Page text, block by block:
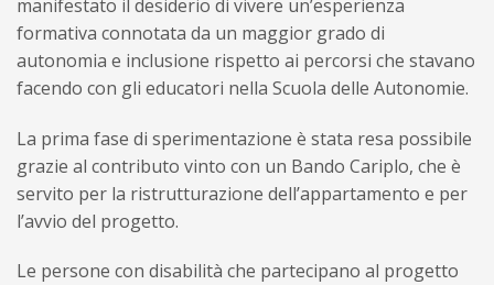
manifestato il desiderio di vivere un’esperienza
formativa connotata da un maggior grado di
autonomia e inclusione rispetto ai percorsi che stavano
facendo con gli educatori nella Scuola delle Autonomie.
La prima fase di sperimentazione è stata resa possibile
grazie al contributo vinto con un Bando Cariplo, che è
servito per la ristrutturazione dell’appartamento e per
l’avvio del progetto.
Le persone con disabilità che partecipano al progetto